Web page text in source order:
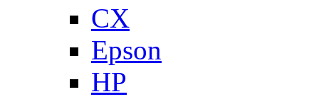
CX
Epson
HP